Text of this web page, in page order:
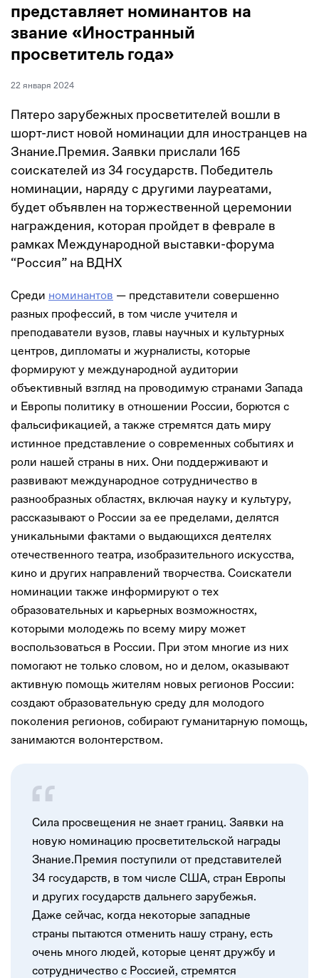
представляет номинантов на
звание «Иностранный
просветитель года»
22 января 2024
Пятеро зарубежных просветителей вошли в
шорт-лист новой номинации для иностранцев на
Знание.Премия. Заявки прислали 165
соискателей из 34 государств. Победитель
номинации, наряду с другими лауреатами,
будет объявлен на торжественной церемонии
награждения, которая пройдет в феврале в
рамках Международной выставки-форума
“Россия” на ВДНХ
Среди номинантов — представители совершенно
разных профессий, в том числе учителя и
преподаватели вузов, главы научных и культурных
центров, дипломаты и журналисты, которые
формируют у международной аудитории
объективный взгляд на проводимую странами Запада
и Европы политику в отношении России, борются с
фальсификацией, а также стремятся дать миру
истинное представление о современных событиях и
роли нашей страны в них. Они поддерживают и
развивают международное сотрудничество в
разнообразных областях, включая науку и культуру,
рассказывают о России за ее пределами, делятся
уникальными фактами о выдающихся деятелях
отечественного театра, изобразительного искусства,
кино и других направлений творчества. Соискатели
номинации также информируют о тех
образовательных и карьерных возможностях,
которыми молодежь по всему миру может
воспользоваться в России. При этом многие из них
помогают не только словом, но и делом, оказывают
активную помощь жителям новых регионов России:
создают образовательную среду для молодого
поколения регионов, собирают гуманитарную помощь,
занимаются волонтерством.
Сила просвещения не знает границ. Заявки на
новую номинацию просветительской награды
Знание.Премия поступили от представителей
34 государств, в том числе США, стран Европы
и других государств дальнего зарубежья.
Даже сейчас, когда некоторые западные
страны пытаются отменить нашу страну, есть
очень много людей, которые ценят дружбу и
сотрудничество с Россией, стремятся